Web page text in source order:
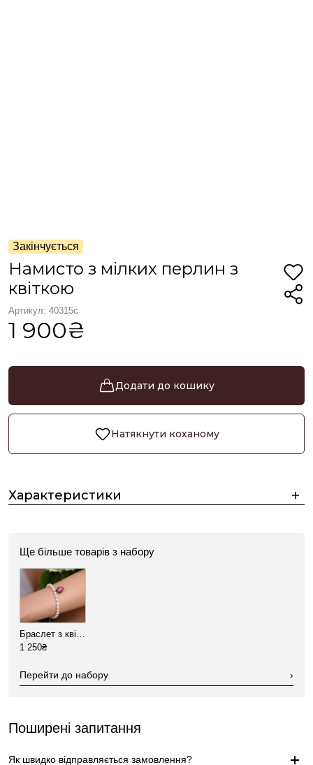
Закінчується
Намисто з мілких перлин з
квіткою
Артикул: 40315с
1 900₴
Додати до кошику
Натякнути коханому
Характеристики
Ще більше товарів з набору
Браслет з квіткою з мілких перлин
1 250₴
Перейти до набору ›
Поширені запитання
Як швидко відправляється замовлення?